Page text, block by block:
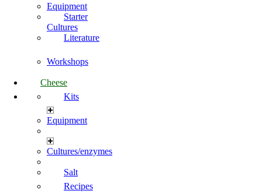
Equipment
Starter
Cultures
Literature
Workshops
Cheese
Kits
Equipment
Cultures/enzymes
Salt
Recipes